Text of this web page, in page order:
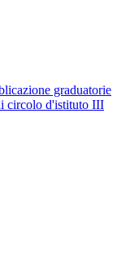
graduatorie
circolo d'istituto III